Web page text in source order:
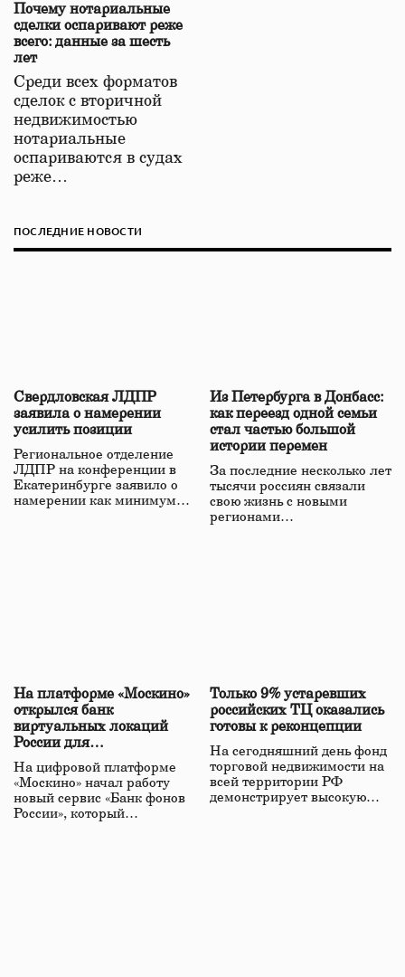
Почему нотариальные
сделки оспаривают реже
всего: данные за шесть
лет
Среди всех форматов
сделок с вторичной
недвижимостью
нотариальные
оспариваются в судах
реже…
ПОСЛЕДНИЕ НОВОСТИ
Свердловская ЛДПР
заявила о намерении
усилить позиции
Региональное отделение
ЛДПР на конференции в
Екатеринбурге заявило о
намерении как минимум…
Из Петербурга в Донбасс:
как переезд одной семьи
стал частью большой
истории перемен
За последние несколько лет
тысячи россиян связали
свою жизнь с новыми
регионами…
На платформе «Москино»
открылся банк
виртуальных локаций
России для
кинопроизводства
На цифровой платформе
«Москино» начал работу
новый сервис «Банк фонов
России», который…
Только 9% устаревших
российских ТЦ оказались
готовы к реконцепции
На сегодняшний день фонд
торговой недвижимости на
всей территории РФ
демонстрирует высокую…